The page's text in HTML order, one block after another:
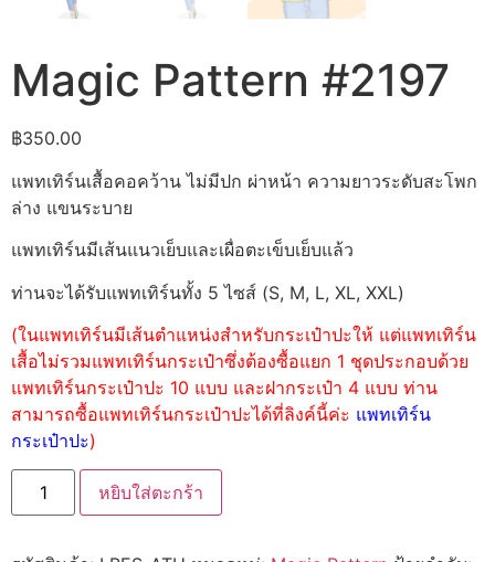
Magic Pattern #2197
฿350.00
แพทเทิร์นเสื้อคอคว้าน ไม่มีปก ผ่าหน้า ความยาวระดับสะโพก
ล่าง แขนระบาย
แพทเทิร์นมีเส้นแนวเย็บและเผื่อตะเข็บเย็บแล้ว
ท่านจะได้รับแพทเทิร์นทั้ง 5 ไซส์ (S, M, L, XL, XXL)
(ในแพทเทิร์นมีเส้นตำแหน่งสำหรับกระเป๋าปะให้ แต่แพทเทิร์น
เสื้อไม่รวมแพทเทิร์นกระเป๋าซึ่งต้องซื้อแยก 1 ชุดประกอบด้วย
แพทเทิร์นกระเป๋าปะ 10 แบบ และฝากระเป๋า 4 แบบ ท่าน
สามารถซื้อแพทเทิร์นกระเป๋าปะได้ที่ลิงค์นี้ค่ะ แพทเทิร์น
กระเป๋าปะ)
หยิบใส่ตะกร้า